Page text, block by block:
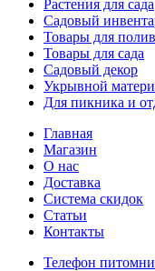
Растения для сада
Садовый
Товары для
Товары для сада
Садовый декор
Укрывной
Для пикника и
Главная
Магазин
О нас
Доставка
Система скидок
Статьи
Контакты
Телефон